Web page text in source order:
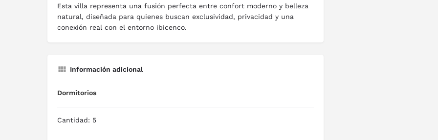
Esta villa representa una fusión perfecta entre confort moderno y belleza
natural, diseñada para quienes buscan exclusividad, privacidad y una
conexión real con el entorno ibicenco.
Información adicional
Dormitorios
Cantidad: 5